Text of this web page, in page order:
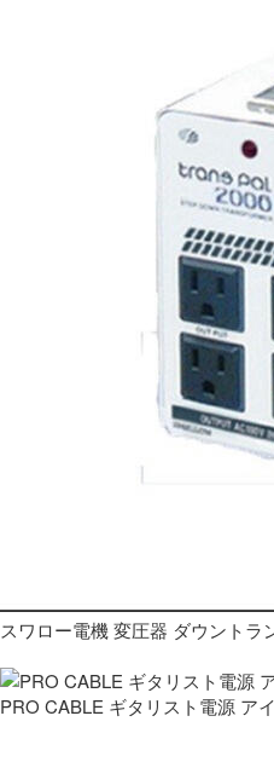
スワロー電機 変圧器 ダウントラ
PRO CABLE ギタリスト電源 ア